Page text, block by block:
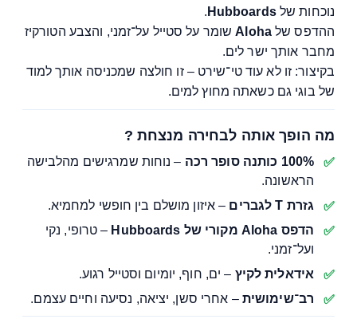
נוכחות שלHubboards
.
ההדפס שלAlohaשומר על סטייל על־זמני, והצבע הטורקיז
מחבר אותך ישר לים.
בקיצור: זו לא עוד טי־שירט – זו חולצה שמכניסה אותך למוד
של בוגי גם כשאתה מחוץ למים.
מה הופך אותה לבחירה מנצחת ?
100% כותנה סופר רכה
– נוחות שמרגישים מהלבישה
הראשונה.
גזרת T לגברים
– איזון מושלם בין חופשי למחמיא.
הדפס Aloha מקורי של Hubboards
– טרופי, נקי
ועל־זמני.
אידאלית לקיץ – ים, חוף, יומיום וסטייל רגוע.
רב־שימושית – אחרי סשן, יציאה, נסיעה וחיים עצמם.